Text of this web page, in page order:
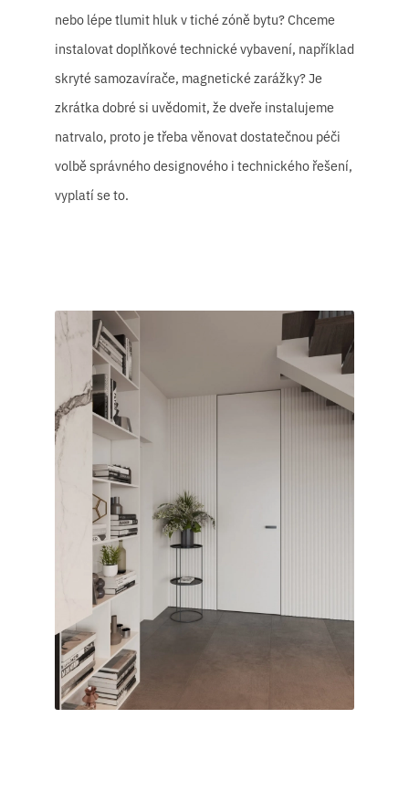
nebo lépe tlumit hluk v tiché zóně bytu? Chceme
instalovat doplňkové technické vybavení, například
skryté samozavírače, magnetické zarážky? Je
zkrátka dobré si uvědomit, že dveře instalujeme
natrvalo, proto je třeba věnovat dostatečnou péči
volbě správného designového i technického řešení,
vyplatí se to.